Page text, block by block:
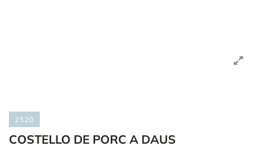
2520
COSTELLO DE PORC A DAUS